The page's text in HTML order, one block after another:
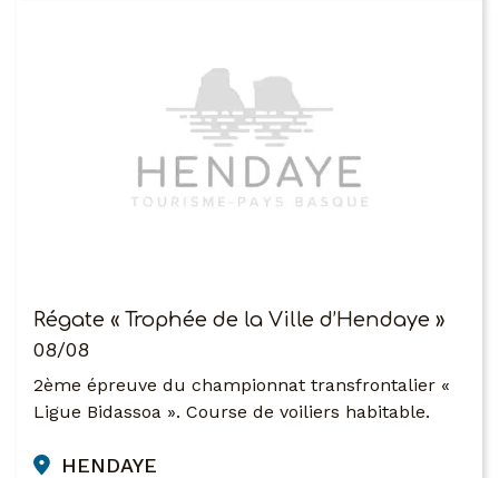
Régate « Trophée de la Ville d’Hendaye »
08/08
2ème épreuve du championnat transfrontalier «
Ligue Bidassoa ». Course de voiliers habitable.
HENDAYE